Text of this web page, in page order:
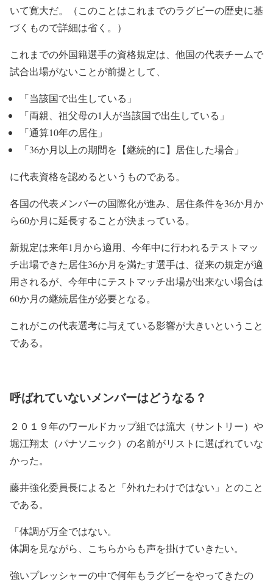
いて寛大だ。（このことはこれまでのラグビーの歴史に基
づくもので詳細は省く。）
これまでの外国籍選手の資格規定は、他国の代表チームで
試合出場がないことが前提として、
「当該国で出生している」
「両親、祖父母の1人が当該国で出生している」
「通算10年の居住」
「36か月以上の期間を【継続的に】居住した場合」
に代表資格を認めるというものである。
各国の代表メンバーの国際化が進み、居住条件を36か月か
ら60か月に延長することが決まっている。
新規定は来年1月から適用、今年中に行われるテストマッ
チ出場できた居住36か月を満たす選手は、従来の規定が適
用されるが、今年中にテストマッチ出場が出来ない場合は
60か月の継続居住が必要となる。
これがこの代表選考に与えている影響が大きいということ
である。
呼ばれていないメンバーはどうなる？
２０１９年のワールドカップ組では流大（サントリー）や
堀江翔太（パナソニック）の名前がリストに選ばれていな
かった。
藤井強化委員長によると「外れたわけではない」とのこと
である。
「体調が万全ではない。
体調を見ながら、こちらからも声を掛けていきたい。
強いプレッシャーの中で何年もラグビーをやってきたの